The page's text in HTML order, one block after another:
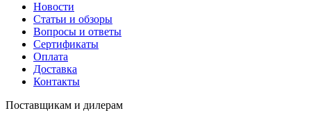
Новости
Статьи и обзоры
Вопросы и ответы
Сертификаты
Оплата
Доставка
Контакты
Поставщикам и дилерам